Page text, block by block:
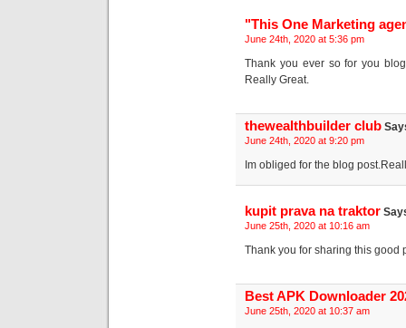
"This One Marketing
June 24th, 2020 at 5:36 pm
Thank you ever so for you
Really Great.
thewealthbuilder club
June 24th, 2020 at 9:20 pm
Im obliged for the blog
kupit prava na traktor
June 25th, 2020 at 10:16 am
Thank you for sharing this good
Best APK Downloader
June 25th, 2020 at 10:37 am